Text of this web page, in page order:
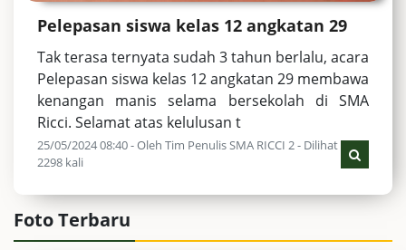
Pelepasan siswa kelas 12 angkatan 29
Tak terasa ternyata sudah 3 tahun berlalu, acara
Pelepasan siswa kelas 12 angkatan 29 membawa
kenangan manis selama bersekolah di SMA
Ricci. Selamat atas kelulusan t
25/05/2024 08:40 - Oleh Tim Penulis SMA RICCI 2 - Dilihat
2298 kali
Foto Terbaru